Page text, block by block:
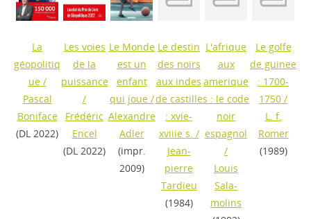
La
géopolitiq
ue/
Pascal
Boniface
(DL 2022)
Les voies
de la
puissance
/
Frédéric
Encel
(DL 2022)
Le Monde
est un
enfant
qui joue/
Alexandre
Adler
(impr.
2009)
Le destin
des noirs
aux indes
de castille
: xvie-
xviiie s. /
Jean-
pierre
Tardieu
(1984)
L'afrique
aux
amerique
s : le code
noir
espagnol
/
Louis
Sala-
molins
Le golfe
de guinee
: 1700-
1750 /
L. f.
Romer
(1989)